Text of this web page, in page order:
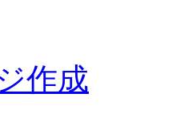
作成